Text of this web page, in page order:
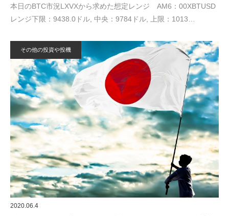
本日のBTC市況LXVXから求めた想定レンジ AM6：00XBTUSD
レンジ下限：9438.0ドル, 中央：9784ドル, 上限：1013…
その他の投資や投機
2020.06.4